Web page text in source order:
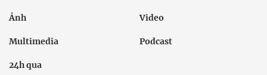
Ảnh Video
Multimedia Podcast
24h qua